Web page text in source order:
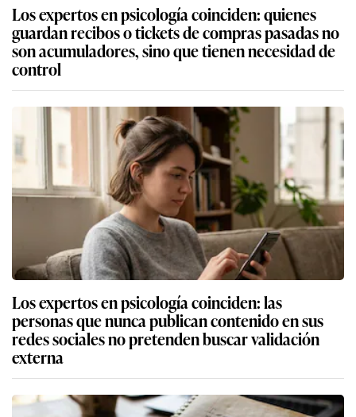
Los expertos en psicología coinciden: quienes
guardan recibos o tickets de compras pasadas no
son acumuladores, sino que tienen necesidad de
control
Los expertos en psicología coinciden: las
personas que nunca publican contenido en sus
redes sociales no pretenden buscar validación
externa